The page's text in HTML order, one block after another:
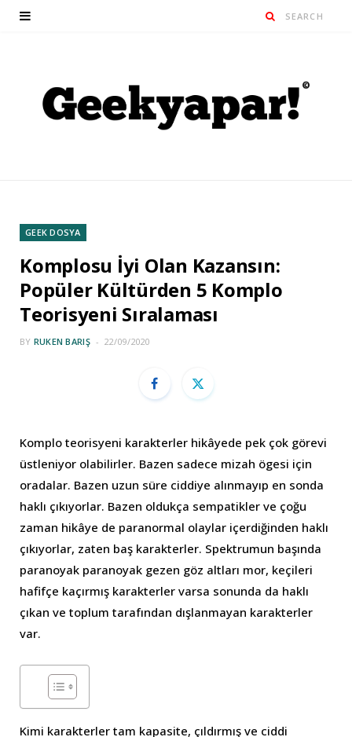
GEEK DOSYA
Komplosu İyi Olan Kazansın:
Popüler Kültürden 5 Komplo
Teorisyeni Sıralaması
BY RUKEN BARIŞ 22/09/2020
Komplo teorisyeni karakterler hikâyede pek çok görevi
üstleniyor olabilirler. Bazen sadece mizah ögesi için
oradalar. Bazen uzun süre ciddiye alınmayıp en sonda
haklı çıkıyorlar. Bazen oldukça sempatikler ve çoğu
zaman hikâye de paranormal olaylar içerdiğinden haklı
çıkıyorlar, zaten baş karakterler. Spektrumun başında
paranoyak paranoyak gezen göz altları mor, keçileri
hafifçe kaçırmış karakterler varsa sonunda da haklı
çıkan ve toplum tarafından dışlanmayan karakterler
var.
Kimi karakterler tam kapasite, çıldırmış ve ciddi